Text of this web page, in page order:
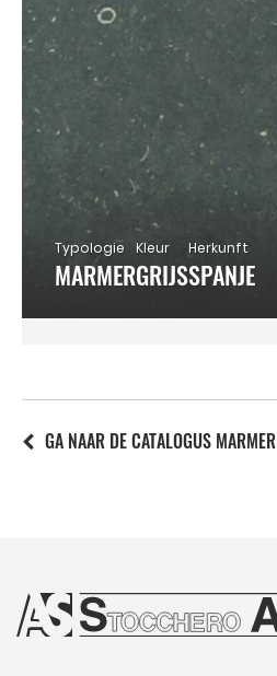
Typologie
MARMER
Kleur
GRIJS
Herkunft
SPANJE
GA NAAR DE CATALOGUS MARMER